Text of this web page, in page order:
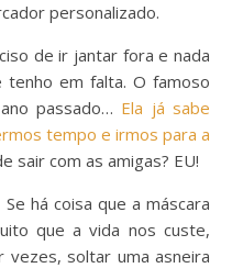
personalizado.
de ir jantar fora e nada
em falta. O famoso
passado… Ela já sabe
tempo e irmos para a
sair com as amigas? EU!
Se há coisa que a máscara
que a vida nos custe,
soltar uma asneira